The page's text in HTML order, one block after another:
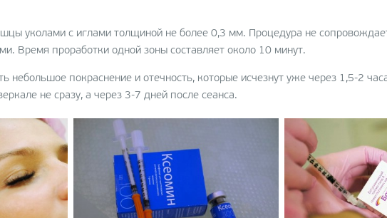
и
уколами с иглами толщиной не более 0,3 мм. Процедура не
Время проработки одной зоны составляет около 10 минут.
небольшое покраснение и отечность, которые исчезнут уже через 1,5-2
не сразу, а через 3-7 дней после сеанса.